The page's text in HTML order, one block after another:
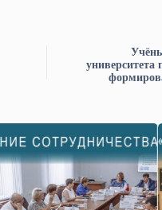
университета